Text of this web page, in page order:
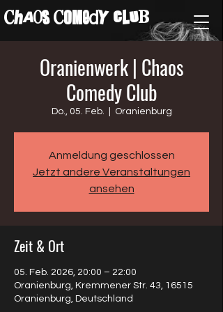
ChAos COMedY cLuB
Oranienwerk | Chaos
Comedy Club
Do., 05. Feb. Oranienburg
Anmeldung geschlossen
Jetzt andere Veranstaltungen
ansehen
Zeit & Ort
05. Feb. 2026, 20:00 – 22:00
Oranienburg, Kremmener Str. 43, 16515
Oranienburg, Deutschland